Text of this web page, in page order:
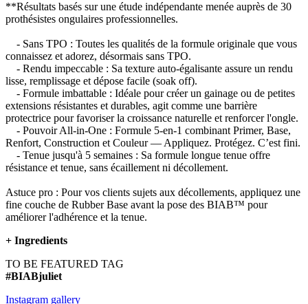
**Résultats basés sur une étude indépendante menée auprès de 30
prothésistes ongulaires professionnelles.
- Sans TPO : Toutes les qualités de la formule originale que vous
connaissez et adorez, désormais sans TPO.
- Rendu impeccable : Sa texture auto-égalisante assure un rendu
lisse, remplissage et dépose facile (soak off).
- Formule imbattable : Idéale pour créer un gainage ou de petites
extensions résistantes et durables, agit comme une barrière
protectrice pour favoriser la croissance naturelle et renforcer l'ongle.
- Pouvoir All-in-One : Formule 5-en-1 combinant Primer, Base,
Renfort, Construction et Couleur — Appliquez. Protégez. C’est fini.
- Tenue jusqu'à 5 semaines : Sa formule longue tenue offre
résistance et tenue, sans écaillement ni décollement.
Astuce pro : Pour vos clients sujets aux décollements, appliquez une
fine couche de Rubber Base avant la pose des BIAB™ pour
améliorer l'adhérence et la tenue.
+ Ingredients
TO BE FEATURED TAG
#BIABjuliet
Instagram gallery